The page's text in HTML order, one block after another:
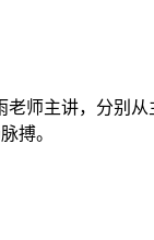
师主讲，分别从
搏。